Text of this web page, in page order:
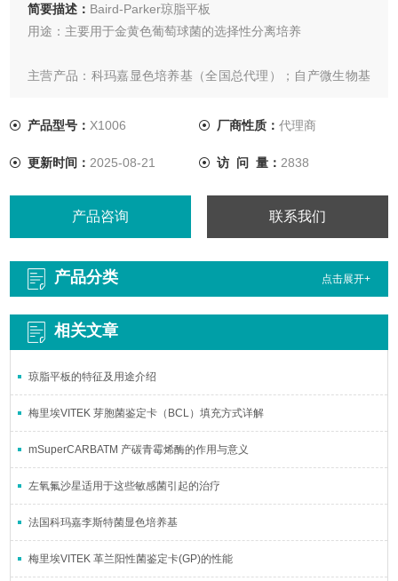
简要描述： Baird-Parker琼脂平板
用途：主要用于金黄色葡萄球菌的选择性分离培养
主营产品：科玛嘉显色培养基（全国总代理）；自产微生物基
VITEK鉴定药敏卡系列、VIDAS免疫系列，血培养瓶系列；3M
COPAN采样拭子及运送保存管；意大利利飞驰定量药敏纸条系
产品型号： X1006 厂商性质： 代理商
更新时间： 2025-08-21 访 问 量： 2838
产品咨询 联系我们
产品分类 点击展开+
相关文章
琼脂平板的特征及用途介绍
梅里埃VITEK 芽胞菌鉴定卡（BCL）填充方式详解
mSuperCARBATM 产碳青霉烯酶的作用与意义
左氧氟沙星适用于这些敏感菌引起的治疗
法国科玛嘉李斯特菌显色培养基
梅里埃VITEK 革兰阳性菌鉴定卡(GP)的性能